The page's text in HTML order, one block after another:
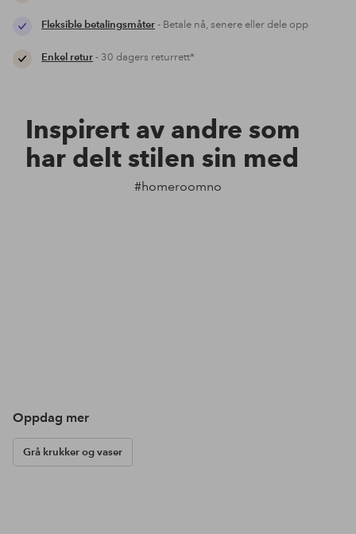
Fleksible betalingsmåter- Betale nå, senere eller dele opp
Enkel retur- 30 dagers returrett*
Inspirert av andre som
har delt stilen sin med
#homeroomno
Oppdag mer
Grå krukker og vaser